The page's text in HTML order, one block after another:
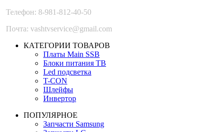
Телефон: 8-981-812-40-50
Почта: vashtvservice@gmail.com
КАТЕГОРИИ ТОВАРОВ
Платы Main SSB
Блоки питания ТВ
Led подсветка
T-CON
Шлейфы
Инвертор
ПОПУЛЯРНОЕ
Запчасти Samsung